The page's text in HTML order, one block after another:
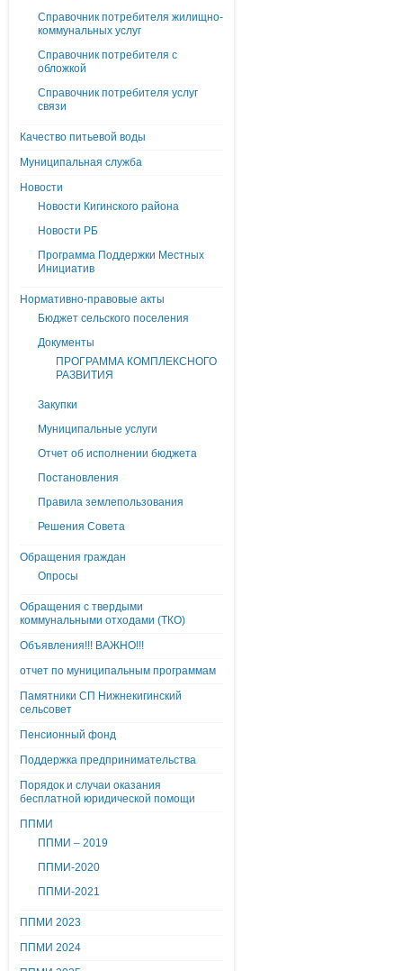
Справочник потребителя жилищно-
коммунальных услуг
Справочник потребителя с
обложкой
Справочник потребителя услуг
связи
Качество питьевой воды
Муниципальная служба
Новости
Новости Кигинского района
Новости РБ
Программа Поддержки Местных
Инициатив
Нормативно-правовые акты
Бюджет сельского поселения
Документы
ПРОГРАММА КОМПЛЕКСНОГО
РАЗВИТИЯ
Закупки
Муниципальные услуги
Отчет об исполнении бюджета
Постановления
Правила землепользования
Решения Совета
Обращения граждан
Опросы
Обращения с твердыми
коммунальными отходами (ТКО)
Объявления!!! ВАЖНО!!!
отчет по муниципальным программам
Памятники СП Нижнекигинский
сельсовет
Пенсионный фонд
Поддержка предпринимательства
Порядок и случаи оказания
бесплатной юридической помощи
ППМИ
ППМИ – 2019
ППМИ-2020
ППМИ-2021
ППМИ 2023
ППМИ 2024